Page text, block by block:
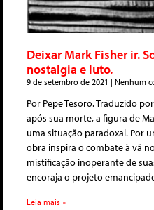
Deixar Mark Fisher ir.
nostalgia e luto.
9 de setembro de 2021 Nenhum
Por Pepe Tesoro. Traduzido
após sua morte, a figura de
uma situação paradoxal. Por
obra inspira o combate à vã
mistificação inoperante de
encoraja o projeto
Leia mais »